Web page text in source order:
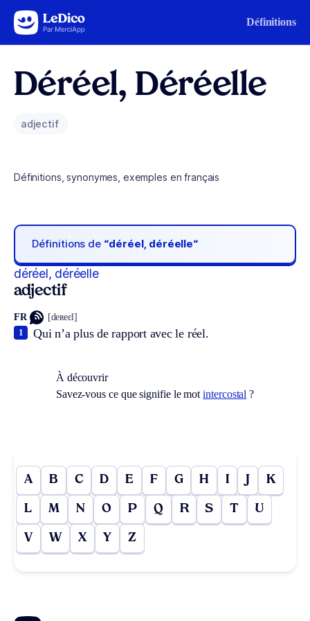
Aller au contenu Définitions
Déréel, Déréelle
adjectif
Définitions, synonymes, exemples en français
Définitions de “déréel, déréelle“
déréel, déréelle
adjectif
FR [deʀeɛl]
Qui n’a plus de rapport avec le réel.
1
À découvrir
Savez-vous ce que signifie le motintercostal ?
A B C D E F G H I J K
L M N O P Q R S T U
V W X Y Z